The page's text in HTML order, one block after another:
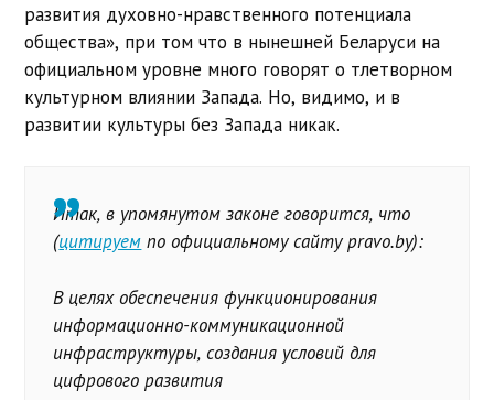
развития духовно-нравственного потенциала
общества», при том что в нынешней Беларуси на
официальном уровне много говорят о тлетворном
культурном влиянии Запада. Но, видимо, и в
развитии культуры без Запада никак.
Итак, в упомянутом законе говорится, что
(цитируем по официальному сайту pravo.by):
В целях обеспечения функционирования
информационно-коммуникационной
инфраструктуры, создания условий для
цифрового развития